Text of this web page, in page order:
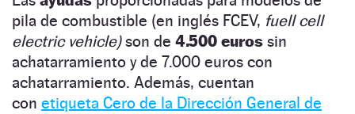
pila de combustible (en inglés FCEV, fuell cell
electric vehicle)son de 4.500 euros sin
achatarramiento y de 7.000 euros con
achatarramiento. Además, cuentan
con etiqueta Cero de la Dirección General de